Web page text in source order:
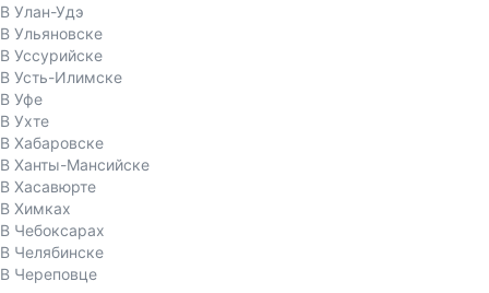
В Улан-Удэ
В Ульяновске
В Уссурийске
В Усть-Илимске
В Уфе
В Ухте
В Хабаровске
В Ханты-Мансийске
В Хасавюрте
В Химках
В Чебоксарах
В Челябинске
В Череповце